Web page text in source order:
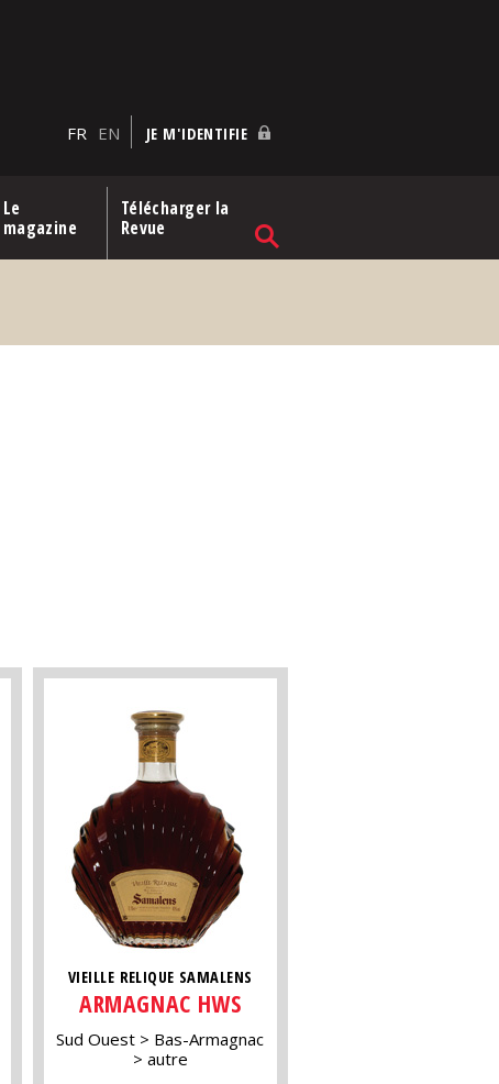
FR EN JE M'IDENTIFIE
Le
magazine
Télécharger la
Revue
VIEILLE RELIQUE SAMALENS
ARMAGNAC HWS
Sud Ouest
Bas-Armagnac
autre